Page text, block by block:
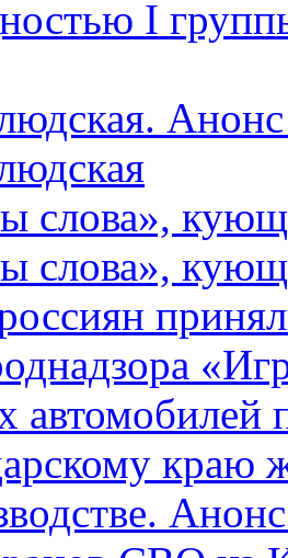
I
слова»,
слова»,
автомобилей
краю